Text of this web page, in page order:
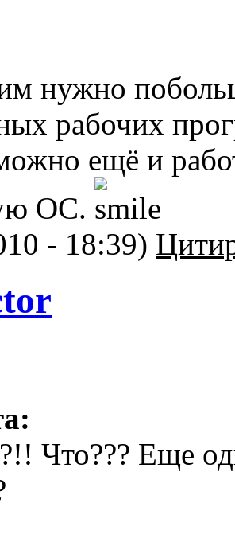
нужно
рабочих
ещё и
ОС.
- 18:39)
Что??? Еще